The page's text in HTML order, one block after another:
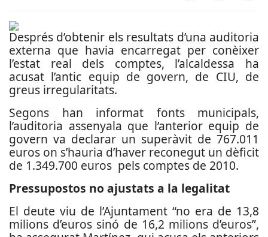
Després d’obtenir els resultats d’una auditoria
externa que havia encarregat per conèixer
l’estat real dels comptes, l’alcaldessa ha
acusat l’antic equip de govern, de CIU, de
greus irregularitats.
Segons han informat fonts municipals,
l’auditoria assenyala que l’anterior equip de
govern va declarar un superàvit de 767.011
euros on s’hauria d’haver reconegut un dèficit
de 1.349.700 euros pels comptes de 2010.
Pressupostos no ajustats a la legalitat
El deute viu de l’Ajuntament “no era de 13,8
milions d’euros sinó de 16,2 milions d’euros”,